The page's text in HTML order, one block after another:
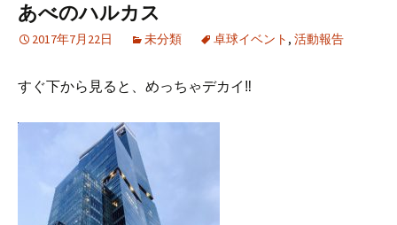
あべのハルカス
2017年7月22日 未分類 卓球イベント , 活動報告
すぐ下から見ると、めっちゃデカイ‼︎